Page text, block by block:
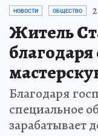
НОВОСТИ ОБЩЕСТВО
Житель
Благодаря
специальное
зарабатывает